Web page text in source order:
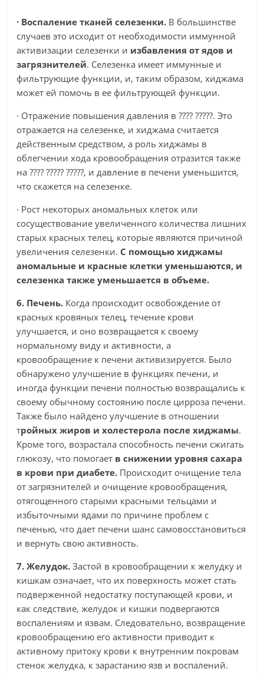
· Воспаление тканей селезенки. В большинстве
случаев это исходит от необходимости иммунной
активизации селезенки и избавления от ядов и
загрязнителей. Селезенка имеет иммунные и
фильтрующие функции, и, таким образом, хиджама
может ей помочь в ее фильтрующей функции.
· Отражение повышения давления в ???? ?????. Это
отражается на селезенке, и хиджама считается
действенным средством, а роль хиджамы в
облегчении хода кровообращения отразится также
на ???? ????? ?????, и давление в печени уменьшится,
что скажется на селезенке.
· Рост некоторых аномальных клеток или
сосуществование увеличенного количества лишних
старых красных телец, которые являются причиной
увеличения селезенки. С помощью хиджамы
аномальные и красные клетки уменьшаются, и
селезенка также уменьшается в объеме.
6. Печень. Когда происходит освобождение от
красных кровяных телец, течение крови
улучшается, и оно возвращается к своему
нормальному виду и активности, а
кровообращение к печени активизируется. Было
обнаружено улучшение в функциях печени, и
иногда функции печени полностью возвращались к
своему обычному состоянию после цирроза печени.
Также было найдено улучшение в отношении
тройных жиров и холестерола после хиджамы.
Кроме того, возрастала способность печени сжигать
глюкозу, что помогает в снижении уровня сахара
в крови при диабете. Происходит очищение тела
от загрязнителей и очищение кровообращения,
отягощенного старыми красными тельцами и
избыточными ядами по причине проблем с
печенью, что дает печени шанс самовосстановиться
и вернуть свою активность.
7. Желудок. Застой в кровообращении к желудку и
кишкам означает, что их поверхность может стать
подверженной недостатку поступающей крови, и
как следствие, желудок и кишки подвергаются
воспалениям и язвам. Следовательно, возвращение
кровообращению его активности приводит к
активному притоку крови к внутренним покровам
стенок желудка, к зарастанию язв и воспалений.